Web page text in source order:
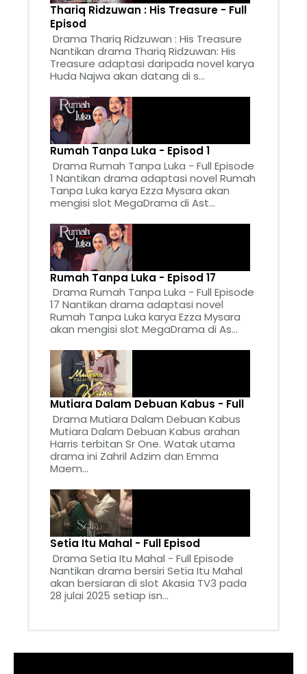
Thariq Ridzuwan : His Treasure - Full
Episod
Drama Thariq Ridzuwan : His Treasure
Nantikan drama Thariq Ridzuwan: His
Treasure adaptasi daripada novel karya
Huda Najwa akan datang di s...
Rumah Tanpa Luka - Episod 1
Drama Rumah Tanpa Luka - Full Episode
1 Nantikan drama adaptasi novel Rumah
Tanpa Luka karya Ezza Mysara akan
mengisi slot MegaDrama di Ast...
Rumah Tanpa Luka - Episod 17
Drama Rumah Tanpa Luka - Full Episode
17 Nantikan drama adaptasi novel
Rumah Tanpa Luka karya Ezza Mysara
akan mengisi slot MegaDrama di As...
Mutiara Dalam Debuan Kabus - Full
Drama Mutiara Dalam Debuan Kabus
Mutiara Dalam Debuan Kabus arahan
Harris terbitan Sr One. Watak utama
drama ini Zahril Adzim dan Emma
Maem...
Setia Itu Mahal - Full Episod
Drama Setia Itu Mahal - Full Episode
Nantikan drama bersiri Setia Itu Mahal
akan bersiaran di slot Akasia TV3 pada
28 julai 2025 setiap isn...